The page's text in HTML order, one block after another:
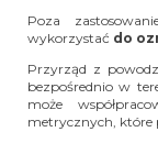
Poza
wykorzystać do
Przyrząd z
bezpośrednio w
może
metrycznych, które